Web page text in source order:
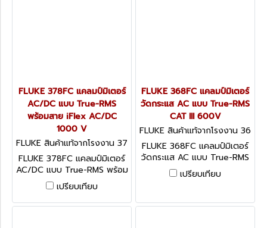
FLUKE 378FC แคลมป์มิเตอร์
AC/DC แบบ True-RMS
พร้อมสาย iFlex AC/DC
1000 V
FLUKE สินค้าแท้จากโรงงาน 37
8FC
FLUKE 378FC แคลมป์มิเตอร์
AC/DC แบบ True-RMS พร้อม
สาย iFlex AC/DC 1000 V
เปรียบเทียบ
FLUKE 368FC แคลมป์มิเตอร์
วัดกระแส AC แบบ True-RMS
CAT III 600V
FLUKE สินค้าแท้จากโรงงาน 36
8FC
FLUKE 368FC แคลมป์มิเตอร์
วัดกระแส AC แบบ True-RMS
CAT III 600V
เปรียบเทียบ